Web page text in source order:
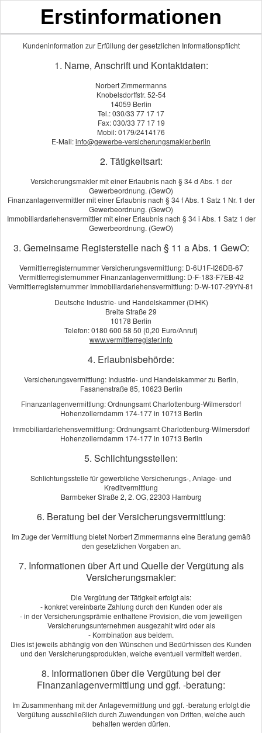
Privathaftpflichtversicherung
Wer anderen Schaden zufügt
Auch ein leichtes Versehen wie z.B. ein Vorfahrtsfehler beim
Fahrradfahren oder eine unachtsam weggeworfene Zigarette
Insbesondere, wenn Per­sonen zu Schaden kommen, können
die Schadensersatzforderungen den finanziellen Ruin des
Verursachers bedeuten. Eine Begrenzung nach oben gibt es
nicht. Die private Haft­pflichtversicherung ist ein Muss für
jedermann.
Leistungsumfang
Wer ist versichert?
Typische Schadensfälle
Der richtige Vertrag
Kundenbewertung
14Bewertungen seit 2015
IGG Service GmbH aus Berlin , Dienstleister
am 10.10.2024:
beraten. Unaufgefordert sucht er jederzeit die beste und günstigste
Versicherung für unsere Bedürfnisse. Egal ob KFZ oder Gewerbe,
Herrn Zimmermanns kann man Vertrauen.
LUFT Berlinaus Berlin am 28.07.2024:
Ich bin aus purem Zufall bei Herrn Zimmermanns vorbeigekommen.
Eine bessere Fügung hätte ich mir aber nicht vorstellen können. Herr
Zimmermanns war immer ansprechbar, reagierte ausgesprochen
schnell und verstand es die verschiedenen Optionen hervorragend
zusassemzufassen und zu ver­gleichen. Ich hatt...
Orange Blossom Berlin aus Berlin, GF am 25.06.2024:
Gottlob gibt es Herr´n Zimmermanns. Top Beratung,
Erstinformationen
Kundeninformation zur Erfüllung der gesetzlichen Informationspflicht
1. Name, Anschrift und Kontaktdaten:
Norbert Zimmermanns
Knobelsdorffstr. 52-54
14059 Berlin
Tel.: 030/33 77 17 17
Fax: 030/33 77 17 19
Mobil: 0179/2414176
E-Mail:info@gewerbe-versicherungsmakler.berlin
2. Tätigkeitsart:
Versicherungsmakler mit einer Erlaubnis nach § 34 d Abs. 1 der
Gewerbeordnung. (GewO)
Finanzanlagenvermittler mit einer Erlaubnis nach § 34 f Abs. 1 Satz 1 Nr. 1 der
Gewerbeordnung. (GewO)
Immobiliardarlehensvermittler mit einer Erlaubnis nach § 34 i Abs. 1 Satz 1 der
Gewerbeordnung. (GewO)
3. Gemeinsame Registerstelle nach § 11 a Abs. 1 GewO:
Vermittlerregisternummer Versicherungsvermittlung: D-6U1F-I26DB-67
Vermittlerregisternummer Finanzanlagenvermittlung: D-F-183-F7EB-42
Vermittlerregisternummer Immobiliardarlehensvermittlung: D-W-107-29YN-81
Deutsche Industrie- und Handelskammer (DIHK)
Breite Straße 29
10178 Berlin
Telefon: 0180 600 58 50 (0,20 Euro/Anruf)
www.vermittlerregister.info
4. Erlaubnisbehörde:
Versicherungsvermittlung: Industrie- und Handelskammer zu Berlin,
Fasanenstraße 85, 10623 Berlin
Finanzanlagenvermittlung: Ordnungsamt Charlottenburg-Wilmersdorf
Hohenzollerndamm 174-177 in 10713 Berlin
Immobiliardarlehensvermittlung: Ordnungsamt Charlottenburg-Wilmersdorf
Hohenzollerndamm 174-177 in 10713 Berlin
5. Schlichtungsstellen:
Schlichtungsstelle für gewerbliche Versicherungs-, Anlage- und
Kreditvermittlung
Barmbeker Straße 2, 2. OG, 22303 Hamburg
6. Beratung bei der Versicherungsvermittlung:
Im Zuge der Vermittlung bietet Norbert Zimmermanns eine Beratung gemäß
den gesetzlichen Vorgaben an.
7. Informationen über Art und Quelle der Vergütung als
Versicherungsmakler:
Die Vergütung der Tätigkeit erfolgt als:
- konkret vereinbarte Zahlung durch den Kunden oder als
- in der Versicherungsprämie enthaltene Provision, die vom jeweiligen
Versicherungsunternehmen ausgezahlt wird oder als
- Kombination aus beidem.
Dies ist jeweils abhängig von den Wünschen und Bedürfnissen des Kunden
und den Versicherungsprodukten, welche eventuell vermittelt werden.
8. Informationen über die Vergütung bei der
Finanzanlagenvermittlung und ggf. -beratung:
Im Zusammenhang mit der Anlagevermittlung und ggf. -beratung erfolgt die
Vergütung ausschließlich durch Zuwendungen von Dritten, welche auch
behalten werden dürfen.